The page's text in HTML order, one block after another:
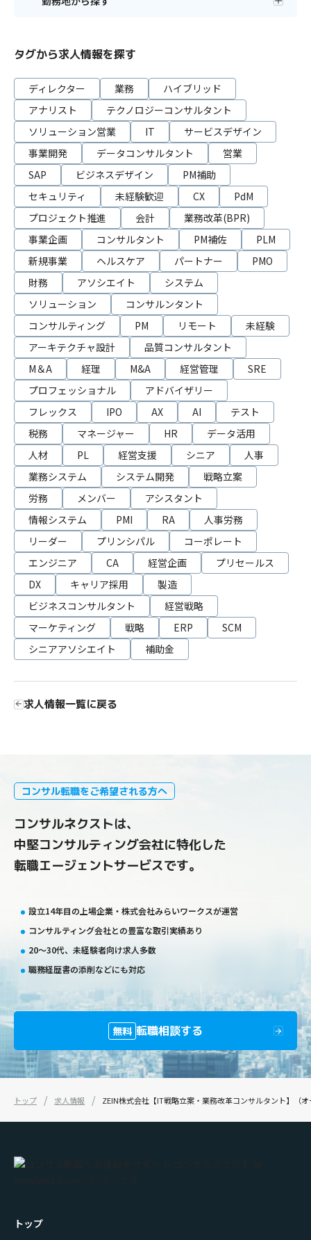
タグから求人情報を探す
ディレクター 業務
ハイブリッド
アナリスト
テクノロジーコンサルタント
ソリューション営業
IT
サービスデザイン
事業開発
データコンサルタント
営業
SAP
ビジネスデザイン
PM補助
セキュリティ
未経験歓迎 CX
PdM
プロジェクト推進
会計
業務改革(BPR)
事業企画
コンサルタント PM補佐
PLM
新規事業
ヘルスケア パートナー
PMO
財務
アソシエイト
システム
ソリューション
コンサルンタント
コンサルティング
PM リモート
未経験
アーキテクチャ設計
品質コンサルタント
M＆A
経理 M&A 経営管理
SRE
プロフェッショナル
アドバイザリー
フレックス
IPO AX AI
テスト
税務
マネージャー HR
データ活用
人材
PL 経営支援 シニア
人事
業務システム
システム開発
戦略立案
労務
メンバー
アシスタント
情報システム
PMI RA
人事労務
リーダー
プリンシパル
コーポレート
エンジニア
CA 経営企画
プリセールス
DX
キャリア採用
製造
ビジネスコンサルタント
経営戦略
マーケティング
戦略 ERP
SCM
シニアアソシエイト
補助金
求人情報一覧に戻る
コンサル転職をご希望される方へ
コンサルネクストは、
中堅コンサルティング会社に特化した
転職エージェントサービスです。
設立14年目の上場企業・株式会社みらいワークスが運営
コンサルティング会社との豊富な取引実績あり
20〜30代、未経験者向け求人多数
職務経歴書の添削などにも対応
無料 転職相談する
トップ 求人情報 ZEIN株式会社【IT戦略立案・業務改革コンサルタント】（
トップ